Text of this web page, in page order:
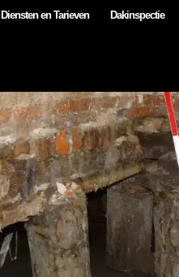
Diensten en Tarieven Dakinspectie